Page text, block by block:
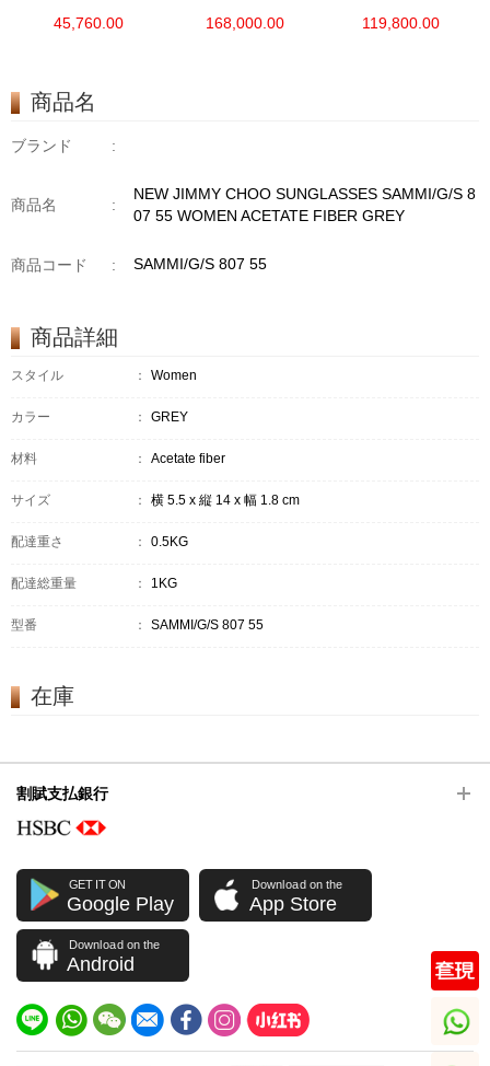
Edition
45,760.00 168,000.00 119,800.00
商品名
ブランド :
商品名 :
NEW JIMMY CHOO SUNGLASSES SAMMI/G/S 8
07 55 WOMEN ACETATE FIBER GREY
商品コード : SAMMI/G/S 807 55
商品詳細
スタイル ： Women
カラー ： GREY
材料 ： Acetate fiber
サイズ ： 横 5.5 x 縦 14 x 幅 1.8 cm
配達重さ ： 0.5KG
配達総重量 ： 1KG
型番 ： SAMMI/G/S 807 55
在庫
割賦支払銀行
GET IT ON
Google Play
Download on the
App Store
Download on the
Android
whatsapp